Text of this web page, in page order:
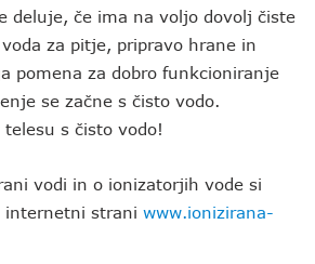
deluje, če ima na voljo dovolj čiste
za pitje, pripravo hrane in
pomena za dobro funkcioniranje
se začne s čisto vodo.
s čisto vodo!
vodi in o ionizatorjih vode si
internetni strani www.ionizirana-